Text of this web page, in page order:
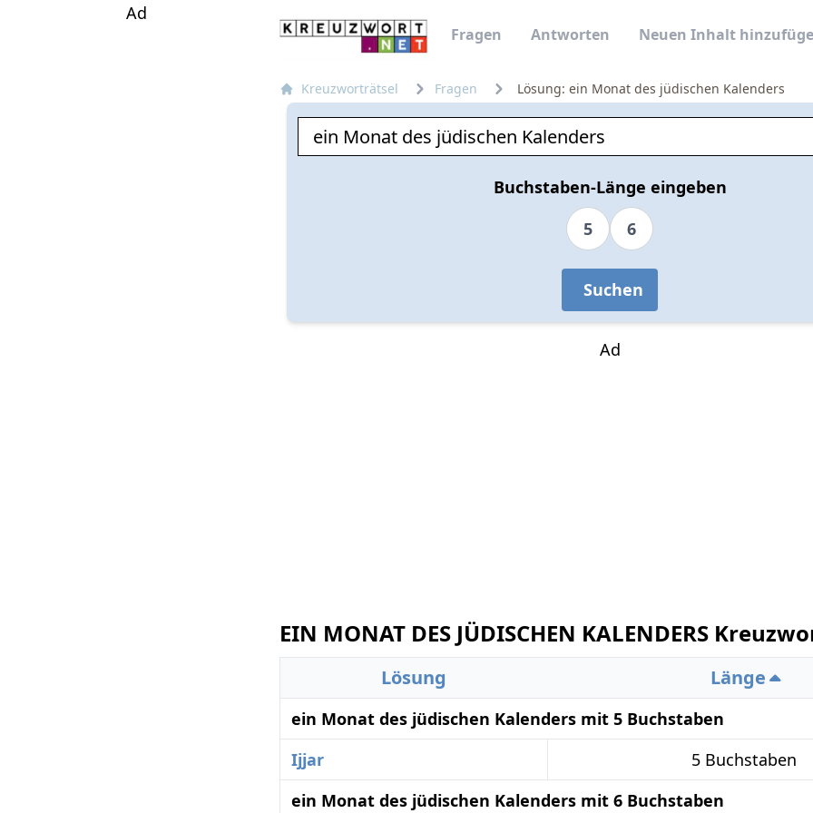
Fragen Antworten Neuen Inhalt
Ad
Kreuzworträtsel Fragen Lösung: ein Monat des jüdischen Kalenders
Buchstaben-Länge eingeben
5
6
Suchen
Ad
EIN MONAT DES JÜDISCHEN KALENDERS
Lösung Länge
ein Monat des jüdischen Kalenders mit 5 Buchstaben
Ijjar
5 Buchstaben
ein Monat des jüdischen Kalenders mit 6 Buchstaben